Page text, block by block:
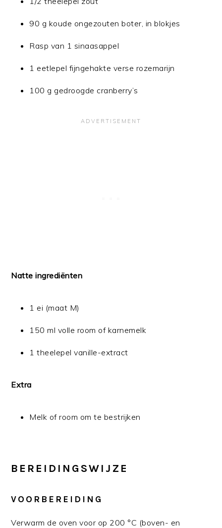
90 g koude ongezouten boter, in blokjes
Rasp van 1 sinaasappel
1 eetlepel fijngehakte verse rozemarijn
100 g gedroogde cranberry’s
Natte ingrediënten
1 ei (maat M)
150 ml volle room of karnemelk
1 theelepel vanille-extract
Extra
Melk of room om te bestrijken
BEREIDINGSWIJZE
VOORBEREIDING
Verwarm de oven voor op 200 °C (boven- en